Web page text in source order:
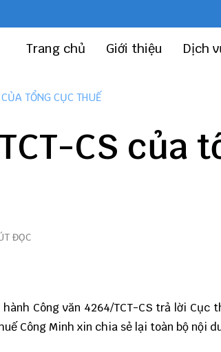
Trang chủ Giới thiệu Dịch
TỔNG CỤC THUẾ
CS của
ĐỌC
Công văn 4264/TCT-CS trả lời Cục
Công Minh xin chia sẻ lại toàn bộ nội